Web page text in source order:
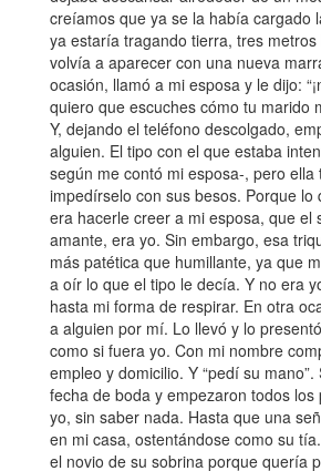
creíamos que ya se la había cargado
ya estaría tragando tierra, tres
volvía a aparecer con una nueva
ocasión, llamó a mi esposa y le dijo:
quiero que escuches cómo tu marido
Y, dejando el teléfono descolgado,
alguien. El tipo con el que estaba
según me contó mi esposa-, pero ella
impedírselo con sus besos. Porque lo
era hacerle creer a mi esposa, que el
amante, era yo. Sin embargo, esa
más patética que humillante, ya que
a oír lo que el tipo le decía. Y no era
hasta mi forma de respirar. En otra
a alguien por mí. Lo llevó y lo
como si fuera yo. Con mi nombre
empleo y domicilio. Y “pedí su mano”.
fecha de boda y empezaron todos los
yo, sin saber nada. Hasta que una
en mi casa, ostentándose como su
el novio de su sobrina porque quería